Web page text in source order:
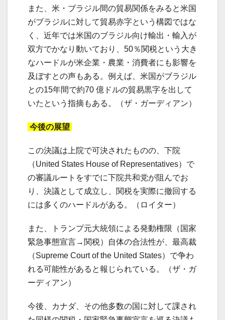
また、米・ブラジル間の貿易関係をみると米国
がブラジルに対して貿易赤字という構図ではな
く、近年では米国のブラジル向け輸出・輸入が
双方でかなり動いており、50％関税という大き
なハードルが米企業・農業・消費者にも影響を
及ぼすとの声もある。例えば、米国がブラジル
との15年間で約70 億ドルの貿易黒字を出して
いたという指摘もある。（ザ・ガーディアン）
今後の展望
この決議は上院で可決されたものの、下院
（United States House of Representatives）で
の審議ルートをすでに下院共和党が阻んでお
り、決議として成立し、関税を実際に撤回する
には多くのハードルがある。（ロイター）
また、トランプ元大統領による発動権限（国家
緊急事態宣言→関税）自体の合法性が、最高裁
（Supreme Court of the United States）で争わ
れる可能性があると報じられている。（ザ・ガ
ーディアン）
今後、カナダ、その他多数の国に対して課され